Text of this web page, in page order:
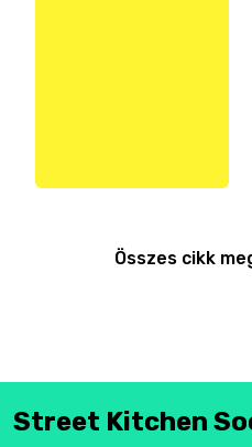
Összes cikk
Street Kitchen